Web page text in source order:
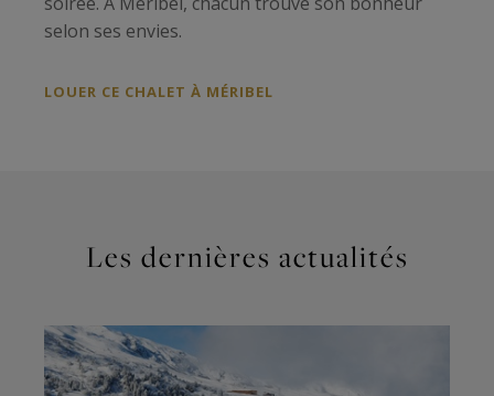
selon ses envies.
LOUER CE CHALET À MÉRIBEL
Les dernières actualités